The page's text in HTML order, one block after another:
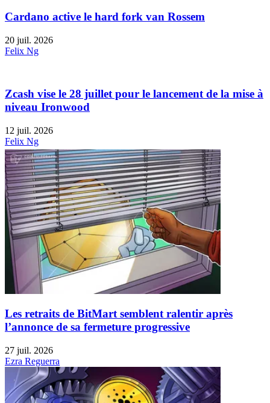
Cardano active le hard fork van Rossem
20 juil. 2026
Felix Ng
Zcash vise le 28 juillet pour le lancement de la mise à
niveau Ironwood
12 juil. 2026
Felix Ng
Les retraits de BitMart semblent ralentir après
l’annonce de sa fermeture progressive
27 juil. 2026
Ezra Reguerra